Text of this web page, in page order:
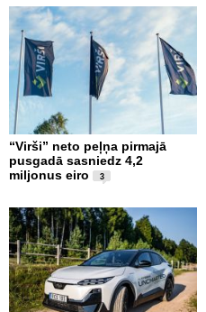
“Virši” neto peļņa pirmajā
pusgadā sasniedz 4,2
miljonus eiro
3